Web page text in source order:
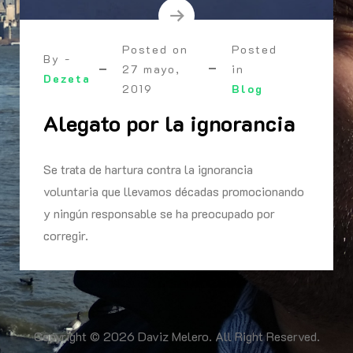
By -
Dezeta
Posted on
27 mayo,
2019
Posted
in
Blog
Alegato por la ignorancia
Se trata de hartura contra la ignorancia
voluntaria que llevamos décadas promocionando
y ningún responsable se ha preocupado por
corregir.
Copyright © 2026 Daviz Melero. All Right Reserved.